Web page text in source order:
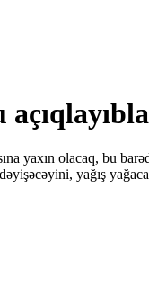
yaxın olacaq, bu
yağış